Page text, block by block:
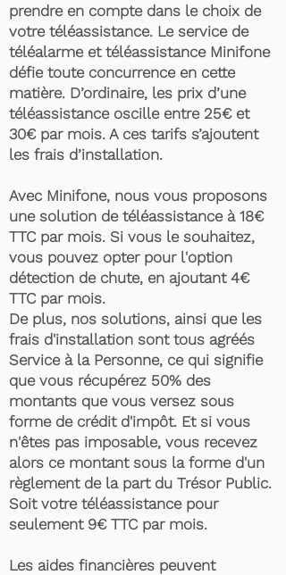
prendre en compte dans le choix de
votre téléassistance. Le service de
téléalarme et téléassistance Minifone
défie toute concurrence en cette
matière. D’ordinaire, les prix d’une
téléassistance oscille entre 25€ et
30€ par mois. A ces tarifs s’ajoutent
les frais d’installation.
Avec Minifone, nous vous proposons
une solution de téléassistance à 18€
TTC par mois. Si vous le souhaitez,
vous pouvez opter pour l'option
détection de chute, en ajoutant 4€
TTC par mois.
De plus, nos solutions, ainsi que les
frais d'installation sont tous agréés
Service à la Personne, ce qui signifie
que vous récupérez 50% des
montants que vous versez sous
forme de crédit d'impôt. Et si vous
n'êtes pas imposable, vous recevez
alors ce montant sous la forme d'un
règlement de la part du Trésor Public.
Soit votre téléassistance pour
seulement 9€ TTC par mois.
Les aides financières peuvent